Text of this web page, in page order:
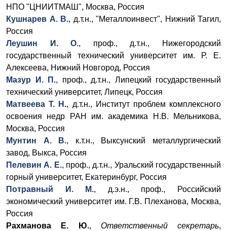
НПО "ЦНИИТМАШ", Москва, Россия
Кушнарев А. В., д.т.н., "Металлоинвест", Нижний Тагил,
Россия
Леушин И. О., проф., д.т.н., Нижегородский
государственный технический университет им. Р. Е.
Алексеева, Нижний Новгород, Россия
Мазур И. П., проф., д.т.н., Липецкий государственный
технический университет, Липецк, Россия
Матвеева Т. Н ., д.т.н., Институт проблем комплексного
освоения недр РАН им. академика Н.В. Мельникова,
Москва, Россия
Мунтин А. В., к.т.н., Выксунский металлургический
завод, Выкса, Россия
Пелевин А. Е., проф., д.т.н., Уральский государственный
горный университет, Екатеринбург, Россия
Потравный И. М., д.э.н., проф., Российский
экономический университет им. Г.В. Плеханова, Москва,
Россия
Рахманова Е. Ю., Ответственный секретарь,